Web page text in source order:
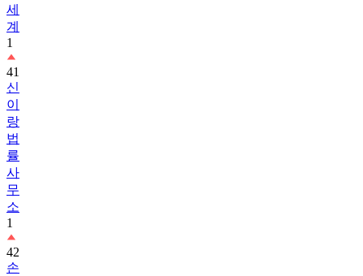
세
계
1
41
신
이
랑
법
률
사
무
소
1
42
손